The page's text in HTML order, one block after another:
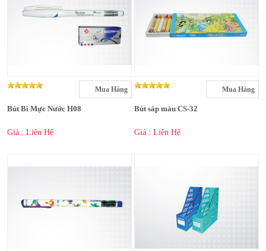
Mua Hàng
Bút Bi Mực Nước H08
Giá : Liên Hệ
Mua Hàng
Bút sáp màu CS-32
Giá : Liên Hệ